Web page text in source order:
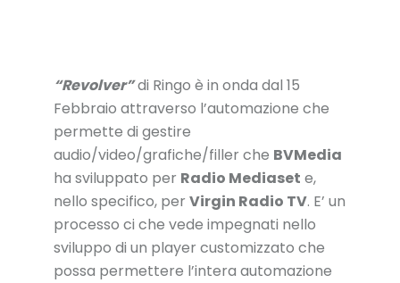
“Revolver”di Ringo è in onda dal 15
Febbraio attraverso l’automazione che
permette di gestire
audio/video/grafiche/filler che BVMedia
ha sviluppato per Radio Mediaset e,
nello specifico, per Virgin Radio TV. E’ un
processo ci che vede impegnati nello
sviluppo di un player customizzato che
possa permettere l’intera automazione